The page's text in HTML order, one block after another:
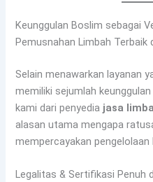
Keunggulan Boslim sebagai
Pemusnahan Limbah Terbaik
Selain menawarkan layanan
memiliki sejumlah
kami dari penyedia jasa
alasan utama mengapa
mempercayakan
Legalitas & Sertifikasi Penuh